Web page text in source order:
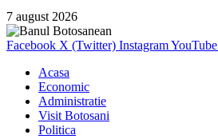
7 august 2026
Facebook X (Twitter) InstagramYouTube
Acasa
Economic
Administratie
Visit Botosani
Politica